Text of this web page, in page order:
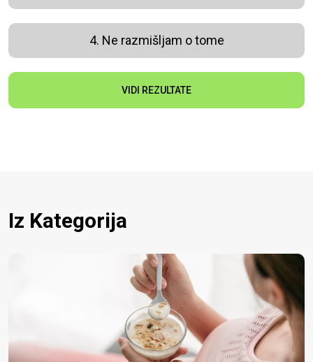
4. Ne razmišljam o tome
VIDI REZULTATE
Iz Kategorija